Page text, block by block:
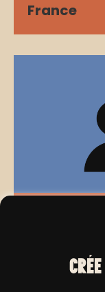
France
Aller-
07/10/